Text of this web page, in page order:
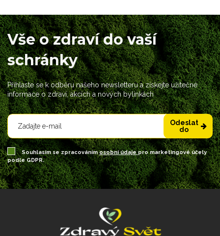
Vše o zdraví do vaší
schránky
Přihlaste se k odběru našeho newsletteru a získejte užitečné
informace o zdraví, akcích a nových bylinkách
Odeslat
do
Souhlasím se zpracovánímosobní údajepro marketingové účely
podle GDPR.